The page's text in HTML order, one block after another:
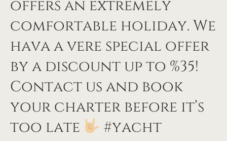
offers an extremely
comfortable holiday. We
hava a vere special offer
by a discount up to %35!
Contact us and book
your charter before it’s
too late
#yacht